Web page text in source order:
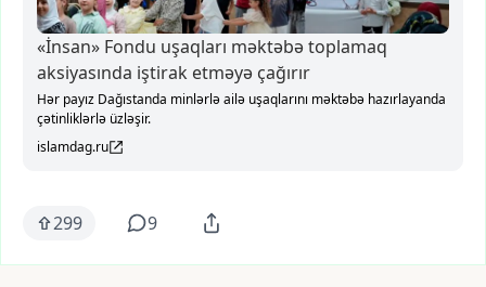
«İnsan» Fondu uşaqları məktəbə toplamaq
aksiyasında iştirak etməyə çağırır
Hər payız Dağıstanda minlərlə ailə uşaqlarını məktəbə hazırlayanda
çətinliklərlə üzləşir.
islamdag.ru
299 9